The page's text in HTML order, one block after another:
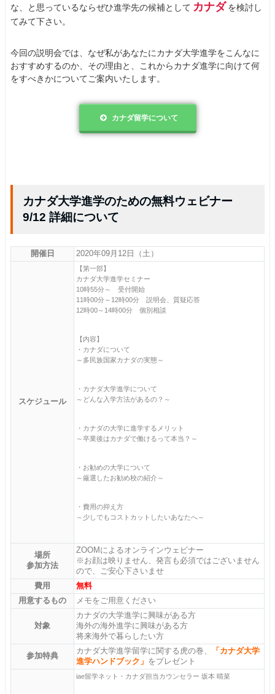
な、と思っているならぜひ進学先の候補として カナダ を検討し
てみて下さい。
今回の説明会では、なぜ私があなたにカナダ大学進学をこんなに
おすすめするのか、その理由と、これからカナダ進学に向けて何
をすべきかについてご案内いたします。
カナダ留学について
カナダ大学進学のための無料ウェビナー
9/12 詳細について
開催日 2020年09月12日（土）
スケジュール
【第一部】
カナダ大学進学セミナー
10時55分～ 受付開始
11時00分～12時00分 説明会、質疑応答
12時00～14時00分 個別相談
【内容】
・カナダについて
～多民族国家カナダの実態～
・カナダ大学進学について
～どんな入学方法があるの？～
・カナダの大学に進学するメリット
～卒業後はカナダで働けるって本当？～
・お勧めの大学について
～厳選したお勧め校の紹介～
・費用の抑え方
～少しでもコストカットしたいあなたへ～
場所
参加方法
ZOOMによるオンラインウェビナー
※お顔は映りません、発言も必須ではございません
ので、ご安心下さいませ
費用
無料
用意するもの
メモをご用意ください
対象
カナダの大学進学に興味がある方
海外の海外進学に興味がある方
将来海外で暮らしたい方
参加特典
カナダ大学進学留学に関する虎の巻、
「カナダ大学
進学ハンドブック」 をプレゼント
iae留学ネット・カナダ担当カウンセラー 坂本 晴菜